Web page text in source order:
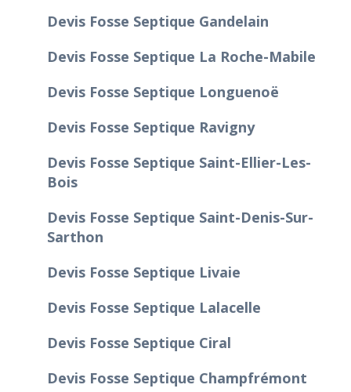
Devis Fosse Septique Gandelain
Devis Fosse Septique La Roche-Mabile
Devis Fosse Septique Longuenoë
Devis Fosse Septique Ravigny
Devis Fosse Septique Saint-Ellier-Les-
Bois
Devis Fosse Septique Saint-Denis-Sur-
Sarthon
Devis Fosse Septique Livaie
Devis Fosse Septique Lalacelle
Devis Fosse Septique Ciral
Devis Fosse Septique Champfrémont